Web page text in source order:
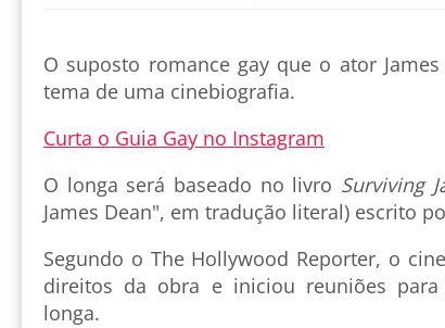
O suposto romance gay que o ator James
tema de uma cinebiografia.
Curta o Guia Gay no Instagram
O longa será baseado no livro Surviving
James Dean", em tradução literal) escrito
Segundo o The Hollywood Reporter, o
direitos da obra e iniciou reuniões
longa.